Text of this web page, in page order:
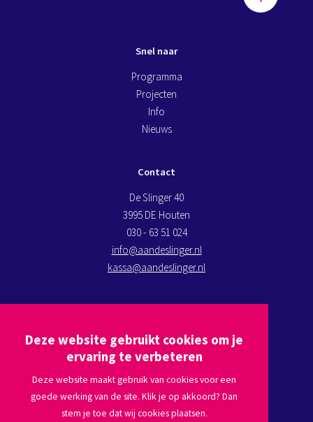
Deze website gebruikt cookies om je
ervaring te verbeteren
Deze website maakt gebruik van cookies voor een
goede werking van de site. Klik je op akkoord? Dan
stem je toe dat wij cookies plaatsen.
Snel naar
Programma
Projecten
Info
Nieuws
Contact
De Slinger 40
3995 DE Houten
030 - 63 51 024
info@aandeslinger.nl
kassa@aandeslinger.nl
Plan een route via Google maps
Volg ons